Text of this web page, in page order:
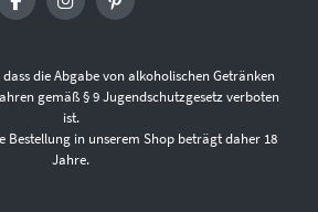
die Abgabe von alkoholischen Getränken
gemäß § 9 Jugendschutzgesetz verboten
ist.
Bestellung in unserem Shop beträgt daher 18
Jahre.